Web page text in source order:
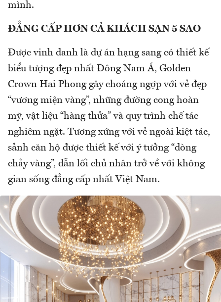
mình.
ĐẲNG CẤP HƠN CẢ KHÁCH SẠN 5 SAO
Được vinh danh là dự án hạng sang có thiết kế
biểu tượng đẹp nhất Đông Nam Á, Golden
Crown Hai Phong gây choáng ngợp với vẻ đẹp
“vương miện vàng”, những đường cong hoàn
mỹ, vật liệu “hàng thửa” và quy trình chế tác
nghiêm ngặt. Tương xứng với vẻ ngoài kiệt tác,
sảnh căn hộ được thiết kế với ý tưởng “dòng
chảy vàng”, dẫn lối chủ nhân trở về với không
gian sống đẳng cấp nhất Việt Nam.